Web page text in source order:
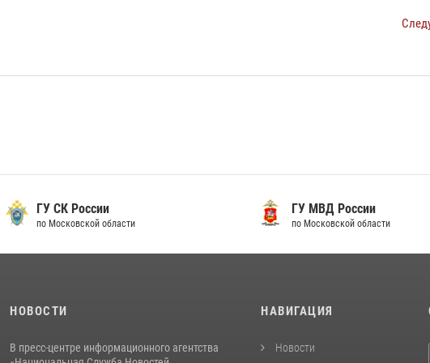
ГУ СК России
по Московской области
ГУ МВД России
по Московской области
НОВОСТИ
В пресс-центре информационного агентства
НАВИГАЦИЯ
Новости